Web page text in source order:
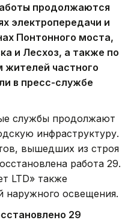
продолжаются
электропередачи и
Понтонного моста,
и Лесхоз, а также по
жителей частного
в пресс-службе
службы продолжают
инфраструктуру.
вышедших из строя
работа 29.
LTD» также
наружного освещения.
29